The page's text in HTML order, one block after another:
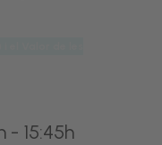
- 15:45h